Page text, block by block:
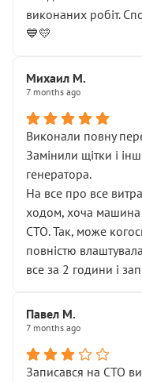
виконаних робіт.
💙💛
Михаил М.
7 months ago
Виконали повну
Замінили щітки і
генератора.
На все про все
ходом, хоча машина
СТО. Так, може
повністю
все за 2 години і
Павел М.
7 months ago
Записався на СТО